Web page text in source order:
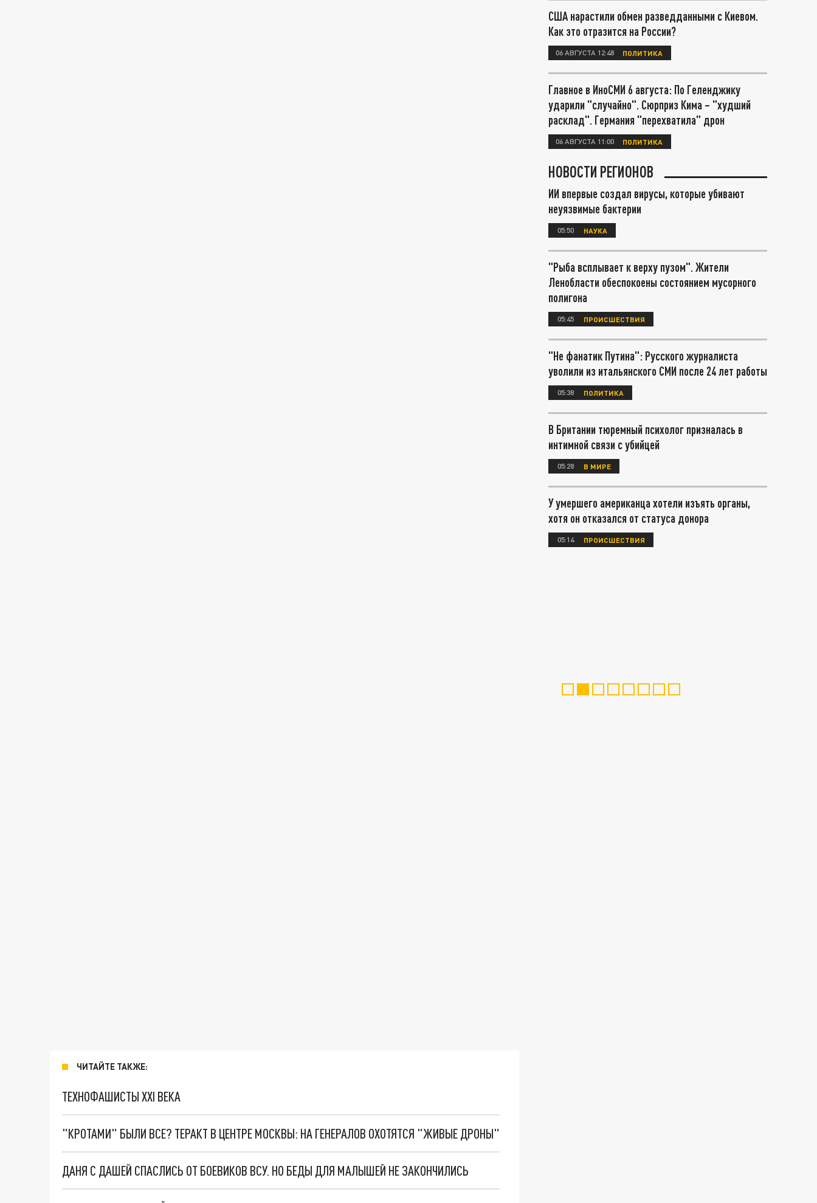
ЧИТАЙТЕ ТАКЖЕ:
ТЕХНОФАШИСТЫ XXI ВЕКА
"КРОТАМИ" БЫЛИ ВСЕ? ТЕРАКТ В ЦЕНТРЕ МОСКВЫ: НА ГЕНЕРАЛОВ ОХОТЯТСЯ "ЖИВЫЕ ДРОНЫ"
ДАНЯ С ДАШЕЙ СПАСЛИСЬ ОТ БОЕВИКОВ ВСУ. НО БЕДЫ ДЛЯ МАЛЫШЕЙ НЕ ЗАКОНЧИЛИСЬ
США нарастили обмен разведданными с Киевом.
Как это отразится на России?
06 АВГУСТА 12:48 ПОЛИТИКА
Главное в ИноСМИ 6 августа: По Геленджику
ударили "случайно". Сюрприз Кима – "худший
расклад". Германия "перехватила" дрон
06 АВГУСТА 11:00 ПОЛИТИКА
НОВОСТИ РЕГИОНОВ
ИИ впервые создал вирусы, которые убивают
неуязвимые бактерии
05:50 НАУКА
"Рыба всплывает к верху пузом". Жители
Ленобласти обеспокоены состоянием мусорного
полигона
05:45 ПРОИСШЕСТВИЯ
"Не фанатик Путина": Русского журналиста
уволили из итальянского СМИ после 24 лет работы
05:38 ПОЛИТИКА
В Британии тюремный психолог призналась в
интимной связи с убийцей
05:28 В МИРЕ
У умершего американца хотели изъять органы,
хотя он отказался от статуса донора
05:14 ПРОИСШЕСТВИЯ